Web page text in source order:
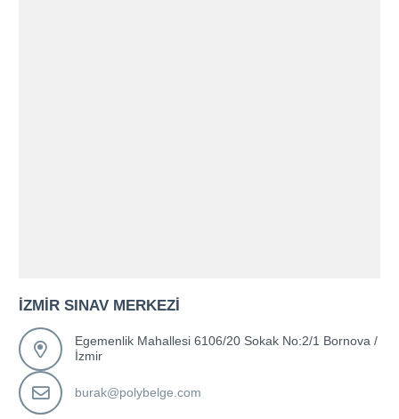
İZMİR SINAV MERKEZİ
Egemenlik Mahallesi 6106/20 Sokak No:2/1 Bornova /
İzmir
burak@polybelge.com